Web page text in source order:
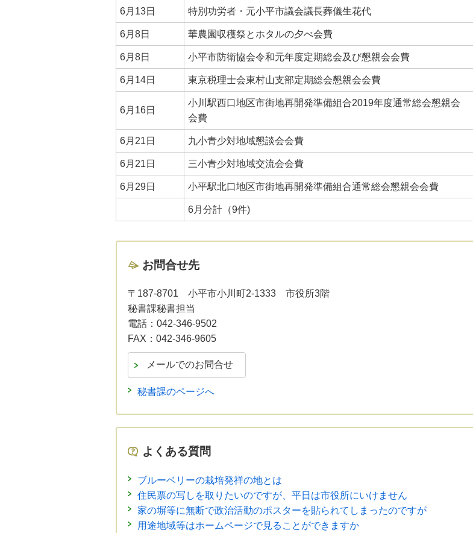
6月13日 特別功労者・元小平市議会議長葬儀生花代
6月8日 華農園収穫祭とホタルの夕べ会費
6月8日 小平市防衛協会令和元年度定期総会及び懇親会会費
6月14日 東京税理士会東村山支部定期総会懇親会会費
6月16日
小川駅西口地区市街地再開発準備組合2019年度通常総会懇親会
会費
6月21日 九小青少対地域懇談会会費
6月21日 三小青少対地域交流会会費
6月29日 小平駅北口地区市街地再開発準備組合通常総会懇親会会費
6月分計（9件)
お問合せ先
〒187-8701 小平市小川町2-1333 市役所3階
秘書課秘書担当
電話： 042-346-9502
FAX： 042-346-9605
秘書課のページへ
よくある質問
ブルーベリーの栽培発祥の地とは
住民票の写しを取りたいのですが、平日は市役所にいけません
家の塀等に無断で政治活動のポスターを貼られてしまったのですが
用途地域等はホームページで見ることができますか